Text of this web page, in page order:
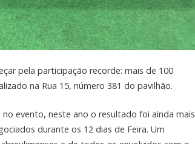
pela participação recorde: mais de 100
na Rua 15, número 381 do pavilhão.
evento, neste ano o resultado foi ainda mais
durante os 12 dias de Feira. Um